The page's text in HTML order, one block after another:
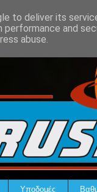
Υποδομές
to deliver its
performance and
abuse.